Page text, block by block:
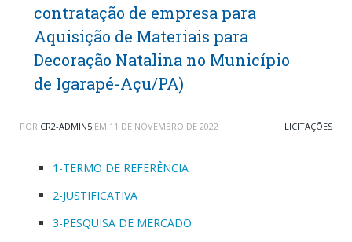
contratação de empresa para
Aquisição de Materiais para
Decoração Natalina no Município
de Igarapé-Açu/PA)
POR CR2-ADMIN5 EM 11 DE NOVEMBRO DE 2022 LICITAÇÕES
1-TERMO DE REFERÊNCIA
2-JUSTIFICATIVA
3-PESQUISA DE MERCADO